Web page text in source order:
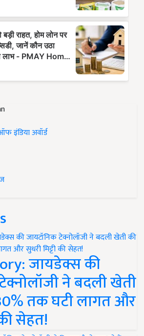
इंडिया अवॉर्ड
जायडेक्स की
ने बदली खेती
तक घटी लागत और
सेहत!